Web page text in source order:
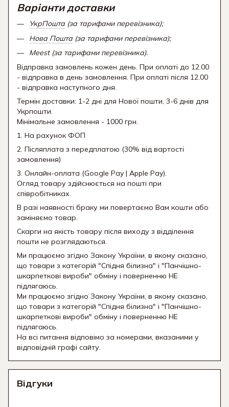
Варіанти доставки
УкрПошта (за тарифами перевізника);
Нова Пошта (за тарифами перевізника);
Meest (за тарифами перевізника).
Відправка замовлень кожен день. При оплаті до 12.00
- відправка в день замовлення. При оплаті після 12.00
- відправка наступного дня.
Термін доставки: 1-2 дні для Нової пошти, 3-6 днів для
Укрпошти.
Мінімальне замовлення - 1000 грн.
1. На рахунок ФОП
2. Післяплата з передплатою (30% від вартості
замовлення)
3. Онлайн-оплата (Google Pay | Apple Pay).
Огляд товару здійснюється на пошті при
співробітниках.
В разі наявності браку ми повертаємо Вам кошти або
заміняємо товар.
Скарги на якість товару після виходу з відділення
пошти не розглядаються.
Ми працюємо згідно Закону України, в якому сказано,
що товари з категорій "Спідня білизна" і "Панчішно-
шкарпеткові вироби" обміну і поверненню НЕ
підлягаюсь.
Ми працюємо згідно Закону України, в якому сказано,
що товари з категорій "Спідня білизна" і "Панчішно-
шкарпеткові вироби" обміну і поверненню НЕ
підлягаюсь.
На всі питання відповімо за номерами, вказаними у
відповідній графі сайту.
Відгуки